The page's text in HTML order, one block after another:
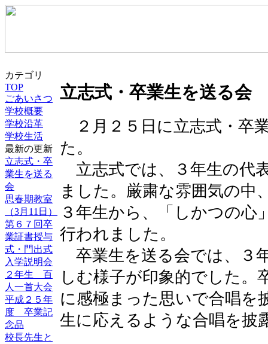
カテゴリ
TOP
ごあいさつ
学校概要
学校沿革
学校生活
最新の更新
立志式・卒
業生を送る
会
思春期教室
（3月11日）
第６７回卒
業証書授与
式・門出式
入学説明会
２年生 百
人一首大会
平成２５年
度 卒業記
念品
校長先生と
立志式・卒業生を送る会
２月２５日に立志式・卒
た。
立志式では、３年生の代
ました。厳粛な雰囲気の中
３年生から、「しかつの心
行われました。
卒業生を送る会では、３
しむ様子が印象的でした。
に感極まった思いで合唱を
生に応えるような合唱を披